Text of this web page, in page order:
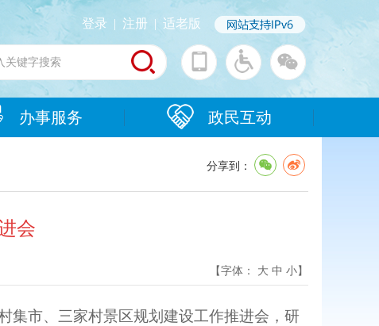
登录 | 注册 | 适老版
办事服务 政民互动
分享到：
会
【字体： 大 中 小】
集市、三家村景区规划建设工作推进会，研